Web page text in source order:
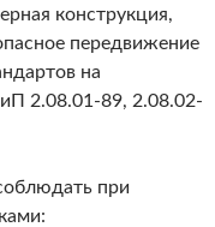
конструкция,
передвижение
на
2.08.01-89, 2.08.02-
при